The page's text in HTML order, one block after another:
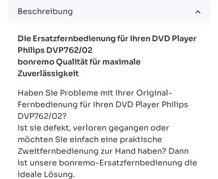
Beschreibung
Die Ersatzfernbedienung für Ihren DVD Player
Philips DVP762/02
bonremo Qualität für maximale
Zuverlässigkeit
Haben Sie Probleme mit Ihrer Original-
Fernbedienung für Ihren DVD Player Philips
DVP762/02?
Ist sie defekt, verloren gegangen oder
möchten Sie einfach eine praktische
Zweitfernbedienung zur Hand haben? Dann
ist unsere bonremo-Ersatzfernbedienung die
ideale Lösung.